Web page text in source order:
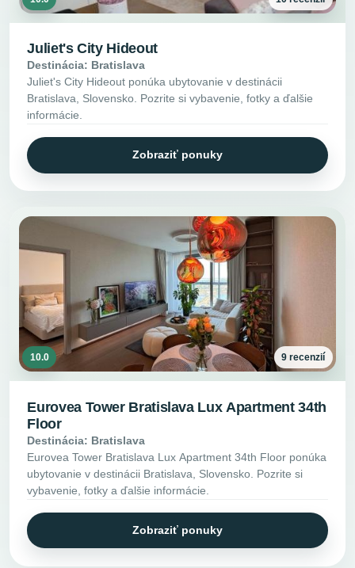
Juliet's City Hideout
Destinácia: Bratislava
Juliet's City Hideout ponúka ubytovanie v destinácii
Bratislava, Slovensko. Pozrite si vybavenie, fotky a ďalšie
informácie.
Zobraziť ponuky
10.0 9 recenzií
Eurovea Tower Bratislava Lux Apartment 34th
Floor
Destinácia: Bratislava
Eurovea Tower Bratislava Lux Apartment 34th Floor ponúka
ubytovanie v destinácii Bratislava, Slovensko. Pozrite si
vybavenie, fotky a ďalšie informácie.
Zobraziť ponuky